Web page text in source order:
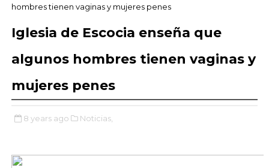
hombres tienen vaginas y mujeres penes
Iglesia de Escocia enseña que
algunos hombres tienen vaginas y
mujeres penes
8 years ago Noticias,